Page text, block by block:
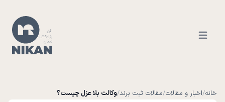
Open
خانه/اخبار و مقالات/مقالات ثبت برند/وکالت بلا عزل چیست؟